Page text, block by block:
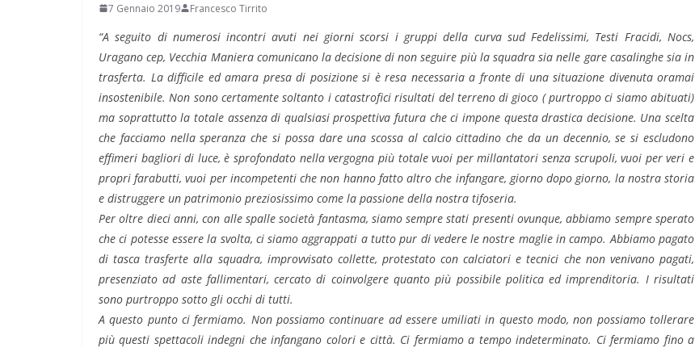
7 Gennaio 2019 Francesco Tirrito
“A seguito di numerosi incontri avuti nei giorni scorsi i gruppi della curva sud Fedelissimi, Testi Fracidi, Nocs,
Uragano cep, Vecchia Maniera comunicano la decisione di non seguire più la squadra sia nelle gare casalinghe sia in
trasferta. La difficile ed amara presa di posizione si è resa necessaria a fronte di una situazione divenuta oramai
insostenibile. Non sono certamente soltanto i catastrofici risultati del terreno di gioco ( purtroppo ci siamo abituati)
ma soprattutto la totale assenza di qualsiasi prospettiva futura che ci impone questa drastica decisione. Una scelta
che facciamo nella speranza che si possa dare una scossa al calcio cittadino che da un decennio, se si escludono
effimeri bagliori di luce, è sprofondato nella vergogna più totale vuoi per millantatori senza scrupoli, vuoi per veri e
propri farabutti, vuoi per incompetenti che non hanno fatto altro che infangare, giorno dopo giorno, la nostra storia
e distruggere un patrimonio preziosissimo come la passione della nostra tifoseria.
Per oltre dieci anni, con alle spalle società fantasma, siamo sempre stati presenti ovunque, abbiamo sempre sperato
che ci potesse essere la svolta, ci siamo aggrappati a tutto pur di vedere le nostre maglie in campo. Abbiamo pagato
di tasca trasferte alla squadra, improvvisato collette, protestato con calciatori e tecnici che non venivano pagati,
presenziato ad aste fallimentari, cercato di coinvolgere quanto più possibile politica ed imprenditoria. I risultati
sono purtroppo sotto gli occhi di tutti.
A questo punto ci fermiamo. Non possiamo continuare ad essere umiliati in questo modo, non possiamo tollerare
più questi spettacoli indegni che infangano colori e città. Ci fermiamo a tempo indeterminato. Ci fermiamo fino a